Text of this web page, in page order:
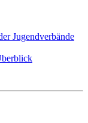
Jugendverbände